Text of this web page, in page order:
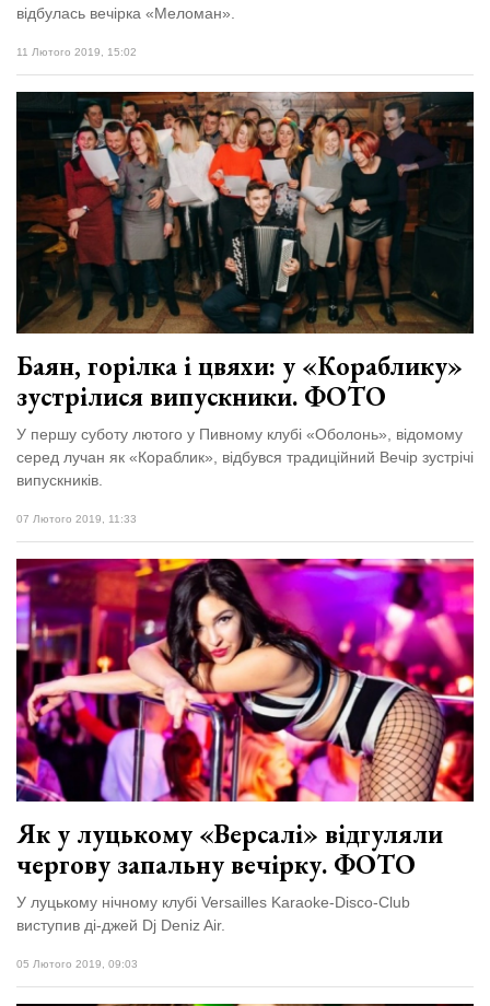
відбулась вечірка «Меломан».
11 Лютого 2019, 15:02
Баян, горілка і цвяхи: у «Кораблику»
зустрілися випускники. ФОТО
У першу суботу лютого у Пивному клубі «Оболонь», відомому
серед лучан як «Кораблик», відбувся традиційний Вечір зустрічі
випускників.
07 Лютого 2019, 11:33
Як у луцькому «Версалі» відгуляли
чергову запальну вечірку. ФОТО
У луцькому нічному клубі Versailles Karaoke-Disco-Club
виступив ді-джей Dj Deniz Air.
05 Лютого 2019, 09:03